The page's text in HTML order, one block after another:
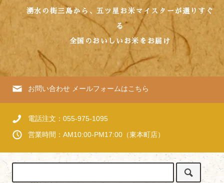
湧水の街三島から、五ツ星お米マイスターが選りすぐ
る
全国のおいしいお米をお届け
お問い合わせ メールフォームはこちら
電話注文：055-975-1095
営業時間：AM10:00-PM17:00（東本町店）